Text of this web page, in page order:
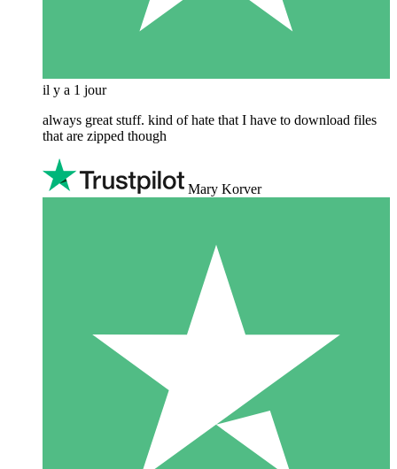
il y a 1 jour
always great stuff. kind of hate that I have to download files
that are zipped though
Mary Korver